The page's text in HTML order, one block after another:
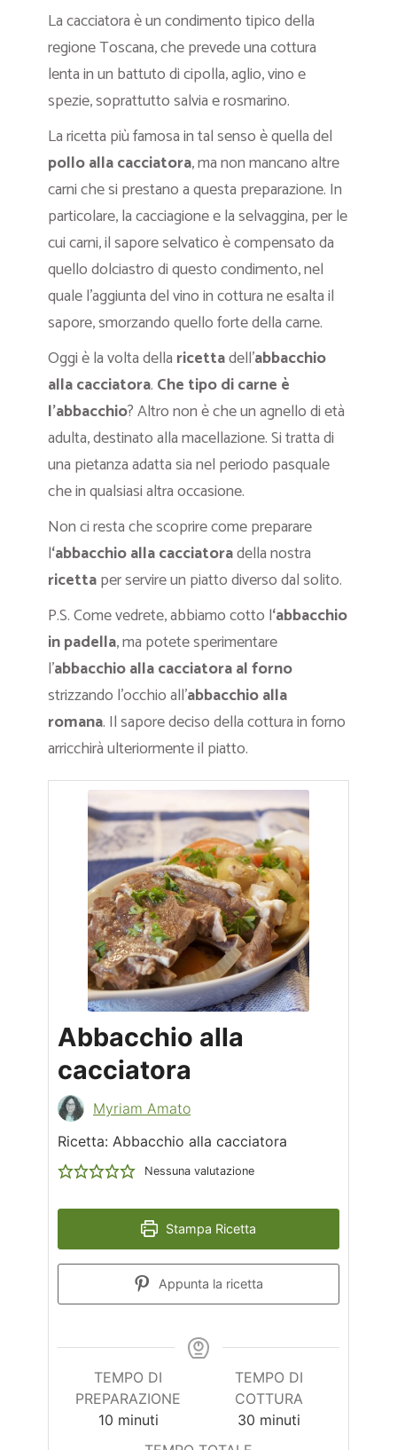
La cacciatora è un condimento tipico della
regione Toscana, che prevede una cottura
lenta in un battuto di cipolla, aglio, vino e
spezie, soprattutto salvia e rosmarino.
La ricetta più famosa in tal senso è quella del
pollo alla cacciatora, ma non mancano altre
carni che si prestano a questa preparazione. In
particolare, la cacciagione e la selvaggina, per le
cui carni, il sapore selvatico è compensato da
quello dolciastro di questo condimento, nel
quale l’aggiunta del vino in cottura ne esalta il
sapore, smorzando quello forte della carne.
Oggi è la volta della ricettadell’abbacchio
alla cacciatora. Che tipo di carne è
l’abbacchio? Altro non è che un agnello di età
adulta, destinato alla macellazione. Si tratta di
una pietanza adatta sia nel periodo pasquale
che in qualsiasi altra occasione.
Non ci resta che scoprire come preparare
l‘abbacchio alla cacciatoradella nostra
ricettaper servire un piatto diverso dal solito.
P.S. Come vedrete, abbiamo cotto l‘abbacchio
in padella, ma potete sperimentare
l’abbacchio alla cacciatora al forno
strizzando l’occhio all’abbacchio alla
romana. Il sapore deciso della cottura in forno
arricchirà ulteriormente il piatto.
Abbacchio alla
cacciatora
Myriam Amato
Ricetta: Abbacchio alla cacciatora
Nessuna valutazione
Stampa Ricetta
Appunta la ricetta
TEMPO DI
PREPARAZIONE
10minuti
minuti
TEMPO DI
COTTURA
30 minuti
minuti